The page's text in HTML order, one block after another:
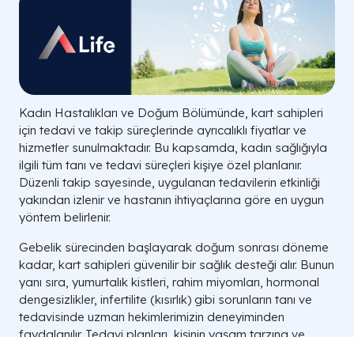
Kadın Hastalıkları ve Doğum Bölümünde, kart sahipleri
için tedavi ve takip süreçlerinde ayrıcalıklı fiyatlar ve
hizmetler sunulmaktadır. Bu kapsamda, kadın sağlığıyla
ilgili tüm tanı ve tedavi süreçleri kişiye özel planlanır.
Düzenli takip sayesinde, uygulanan tedavilerin etkinliği
yakından izlenir ve hastanın ihtiyaçlarına göre en uygun
yöntem belirlenir.
Gebelik sürecinden başlayarak doğum sonrası döneme
kadar, kart sahipleri güvenilir bir sağlık desteği alır. Bunun
yanı sıra, yumurtalık kistleri, rahim miyomları, hormonal
dengesizlikler, infertilite (kısırlık) gibi sorunların tanı ve
tedavisinde uzman hekimlerimizin deneyiminden